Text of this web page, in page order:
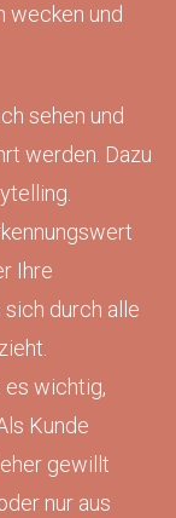
wecken und
sehen und
werden. Dazu
Ihre
durch alle
es wichtig,
Kunde
gewillt
nur aus